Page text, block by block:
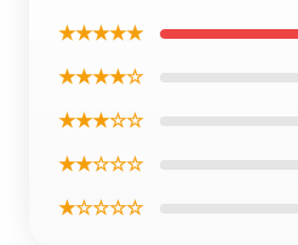
★★★★★
★★★★☆
★★★☆☆
★★☆☆☆
★☆☆☆☆